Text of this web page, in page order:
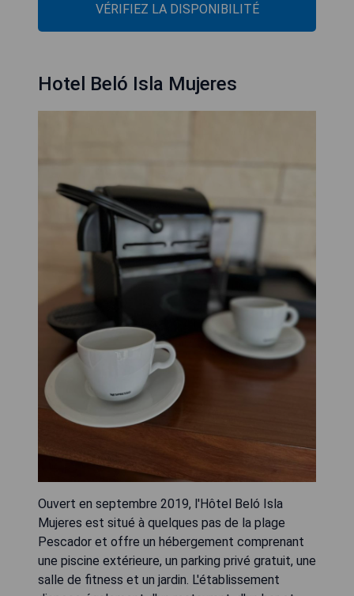
VÉRIFIEZ LA DISPONIBILITÉ
Hotel Beló Isla Mujeres
Ouvert en septembre 2019, l'Hôtel Beló Isla
Mujeres est situé à quelques pas de la plage
Pescador et offre un hébergement comprenant
une piscine extérieure, un parking privé gratuit, une
salle de fitness et un jardin. L'établissement